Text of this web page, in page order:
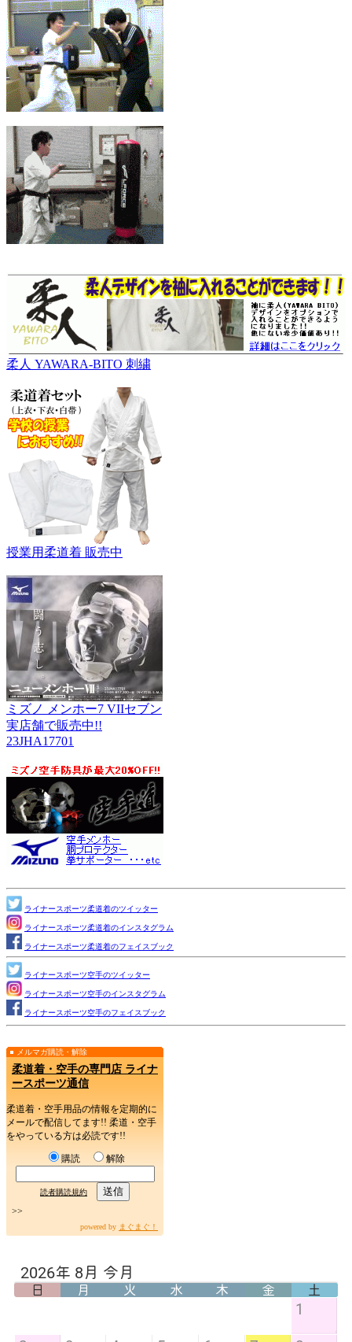
柔人 YAWARA-BITO 刺繍
授業用柔道着 販売中
ミズノ メンホー7 VIIセブン
実店舗で販売中!!
23JHA17701
ライナースポーツ柔道着のツイッター
ライナースポーツ柔道着のインスタグラム
ライナースポーツ柔道着のフェイスブック
ライナースポーツ空手のツイッター
ライナースポーツ空手のインスタグラム
ライナースポーツ空手のフェイスブック
メルマガ購読・解除
柔道着・空手の専門店 ライナ
ースポーツ通信
柔道着・空手用品の情報を定期的に
メールで配信してます!! 柔道・空手
をやっている方は必読です!!
購読 解除
読者購読規約
>>
powered by まぐまぐ！